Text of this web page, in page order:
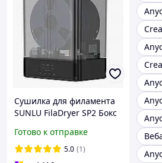
Сушилка для филамента
SUNLU FilaDryer SP2 Бокс
пластика
Готово к отправке
5.0 (1)